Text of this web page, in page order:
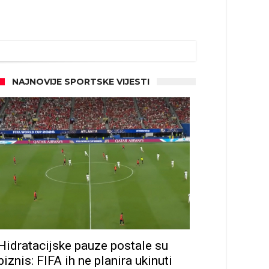
NAJNOVIJE SPORTSKE VIJESTI
pauze postale su
FIFA ih ne planira ukinuti